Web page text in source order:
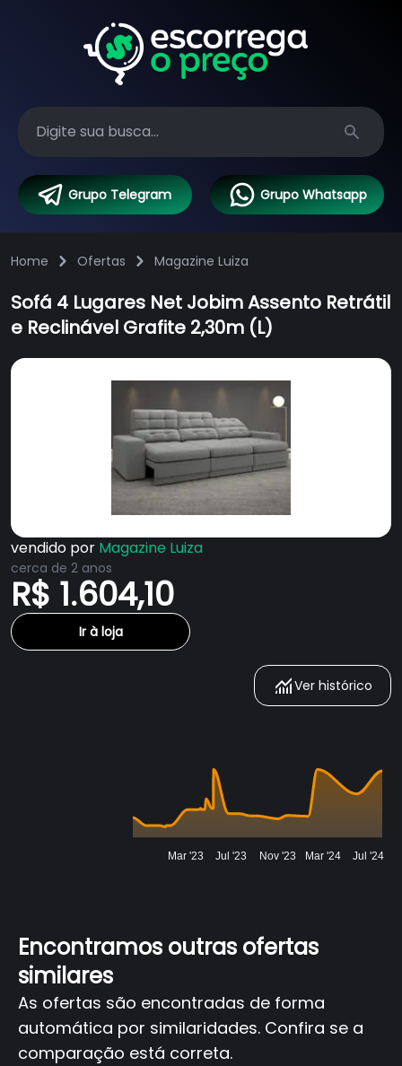
Search
Grupo Telegram Grupo Whatsapp
Home Ofertas Magazine Luiza
Sofá 4 Lugares Net Jobim Assento Retrátil
e Reclinável Grafite 2,30m (L)
vendido por Magazine Luiza
cerca de 2 anos
R$ 1.604,10
Ir à loja
Ver histórico
Mar '23 Jul '23 Nov '23 Mar '24 Jul '24
Encontramos outras ofertas
similares
As ofertas são encontradas de forma
automática por similaridades. Confira se a
comparação está correta.